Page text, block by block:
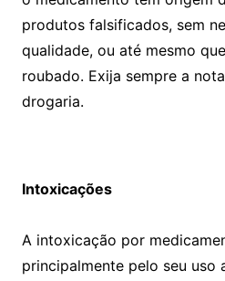
produtos falsificados, sem
qualidade, ou até mesmo
roubado. Exija sempre a
drogaria.
Intoxicações
A intoxicação por
principalmente pelo seu uso